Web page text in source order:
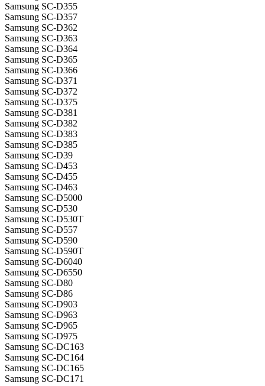
Samsung SC-D355
Samsung SC-D357
Samsung SC-D362
Samsung SC-D363
Samsung SC-D364
Samsung SC-D365
Samsung SC-D366
Samsung SC-D371
Samsung SC-D372
Samsung SC-D375
Samsung SC-D381
Samsung SC-D382
Samsung SC-D383
Samsung SC-D385
Samsung SC-D39
Samsung SC-D453
Samsung SC-D455
Samsung SC-D463
Samsung SC-D5000
Samsung SC-D530
Samsung SC-D530T
Samsung SC-D557
Samsung SC-D590
Samsung SC-D590T
Samsung SC-D6040
Samsung SC-D6550
Samsung SC-D80
Samsung SC-D86
Samsung SC-D903
Samsung SC-D963
Samsung SC-D965
Samsung SC-D975
Samsung SC-DC163
Samsung SC-DC164
Samsung SC-DC165
Samsung SC-DC171